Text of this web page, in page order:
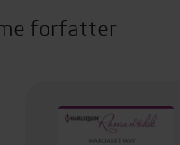
forfatter